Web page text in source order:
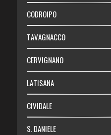
Necrologie
Chi siamo
Abbonati
Login
CODROIPO
TAVAGNACCO
CERVIGNANO
LATISANA
CIVIDALE
S. DANIELE